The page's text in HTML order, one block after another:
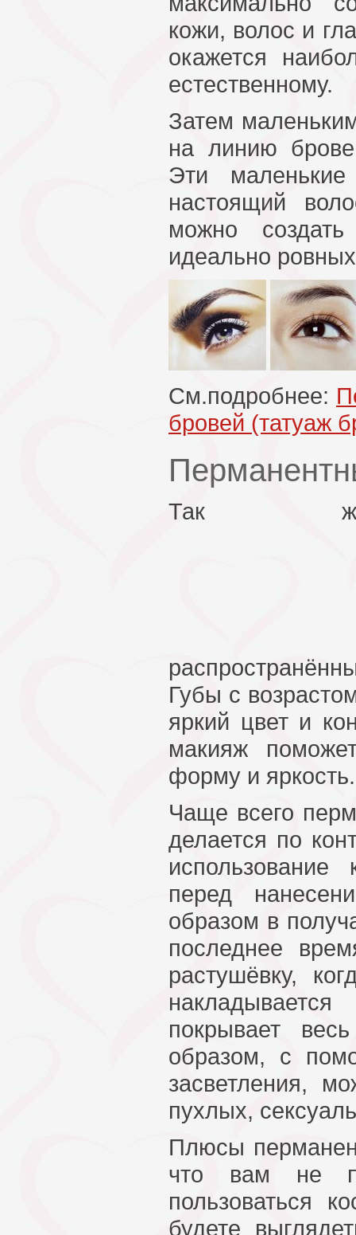
кожи, волос и
окажется
естественному.
Затем
на линию
Эти
настоящий
можно
идеально
См.подробнее:
бровей (татуаж
Так
Губы с
яркий цвет и
макияж
форму и яркость.
Чаще всего
делается по
перед
образом в
последнее
растушёвку,
покрывает
образом, с
засветления,
пухлых,
Плюсы
что вам не
пользоваться
будете